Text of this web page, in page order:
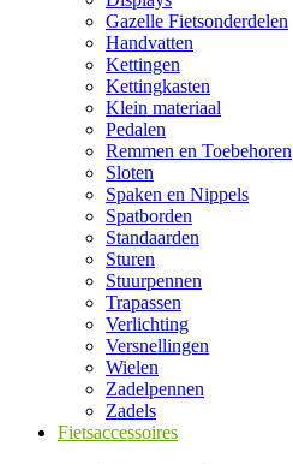
Gazelle Fietsonderdelen
Handvatten
Kettingen
Kettingkasten
Klein materiaal
Pedalen
Remmen en Toebehoren
Sloten
Spaken en Nippels
Spatborden
Standaarden
Sturen
Stuurpennen
Trapassen
Verlichting
Versnellingen
Wielen
Zadelpennen
Zadels
Fietsaccessoires